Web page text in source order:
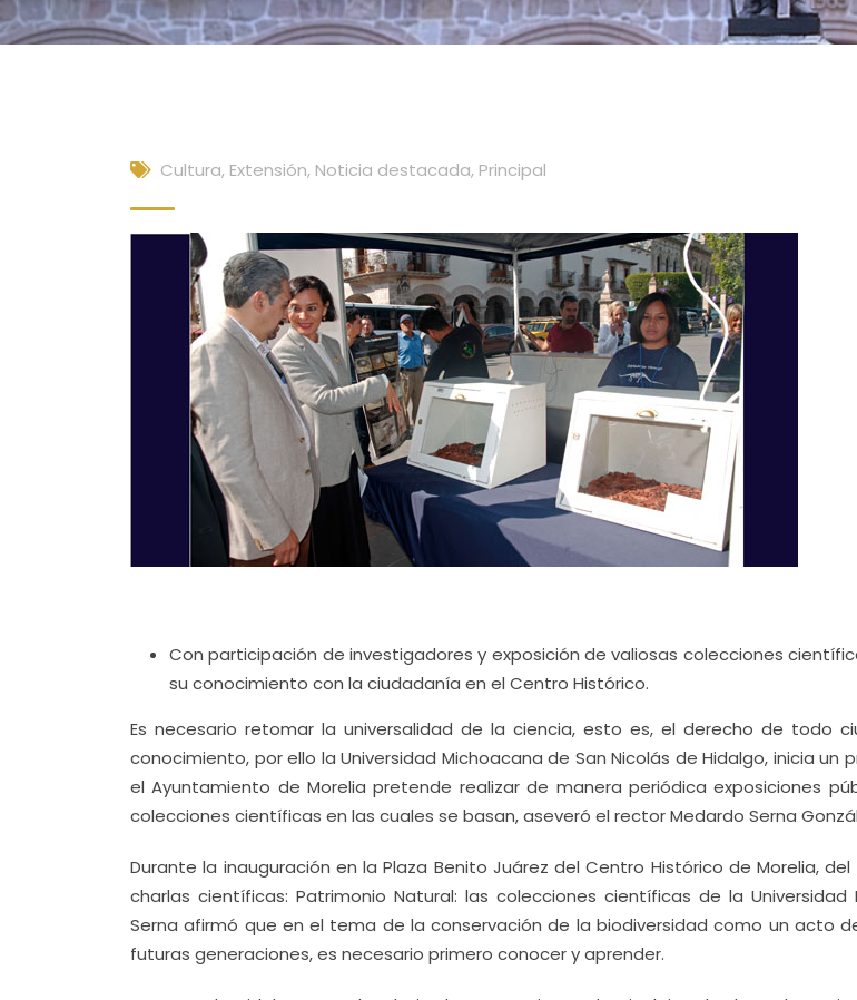
Cultura, Extensión, Noticia destacada, Principal
Con participación de investigadores y exposición de valiosas colecciones
su conocimiento con la ciudadanía en el Centro Histórico.
Es necesario retomar la universalidad de la ciencia, esto es, el derecho de todo
conocimiento, por ello la Universidad Michoacana de San Nicolás de Hidalgo, inicia un
el Ayuntamiento de Morelia pretende realizar de manera periódica exposiciones
colecciones científicas en las cuales se basan, aseveró el rector Medardo Serna
Durante la inauguración en la Plaza Benito Juárez del Centro Histórico de Morelia, del
charlas científicas: Patrimonio Natural: las colecciones científicas de la Universidad
Serna afirmó que en el tema de la conservación de la biodiversidad como un acto
futuras generaciones, es necesario primero conocer y aprender.